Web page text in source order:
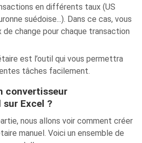
en différents taux (US
suédoise...). Dans ce cas, vous
change pour chaque transaction
est l’outil qui vous permettra
tâches facilement.
convertisseur
Excel ?
nous allons voir comment créer
manuel. Voici un ensemble de